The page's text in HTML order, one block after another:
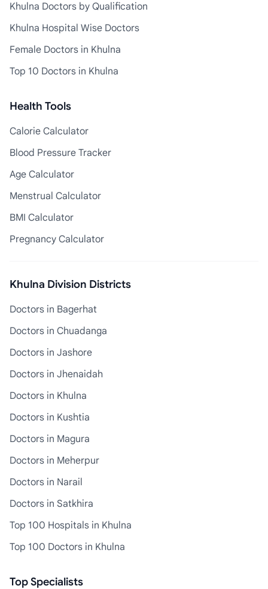
Khulna Doctors by Qualification
Khulna Hospital Wise Doctors
Female Doctors in Khulna
Top 10 Doctors in Khulna
Health Tools
Calorie Calculator
Blood Pressure Tracker
Age Calculator
Menstrual Calculator
BMI Calculator
Pregnancy Calculator
Khulna Division Districts
Doctors in Bagerhat
Doctors in Chuadanga
Doctors in Jashore
Doctors in Jhenaidah
Doctors in Khulna
Doctors in Kushtia
Doctors in Magura
Doctors in Meherpur
Doctors in Narail
Doctors in Satkhira
Top 100 Hospitals in Khulna
Top 100 Doctors in Khulna
Top Specialists